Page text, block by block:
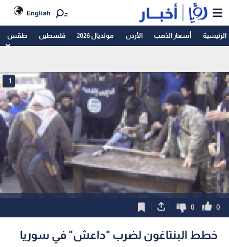
English
الرئيسية أسعار الذهب الأردن مونديال 2026 فلسطين طقس
1
0
0
خطط البنتاغون لضرب "داعش" في سوريا